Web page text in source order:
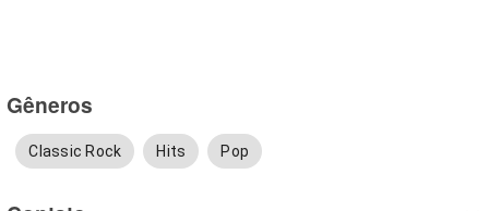
Gêneros
Classic Rock Hits Pop